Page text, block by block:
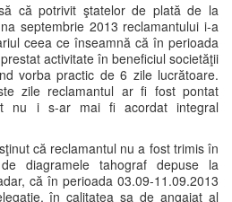
că potrivit ştatelor de plată de la
septembrie 2013 reclamantului i-a
ceea ce înseamnă că în perioada
activitate în beneficiul societăţii
vorba practic de 6 zile lucrătoare.
zile reclamantul ar fi fost pontat
nu i s-ar mai fi acordat integral
că reclamantul nu a fost trimis în
diagramele tahograf depuse la
că în perioada 03.09-11.09.2013
în calitatea sa de angajat al